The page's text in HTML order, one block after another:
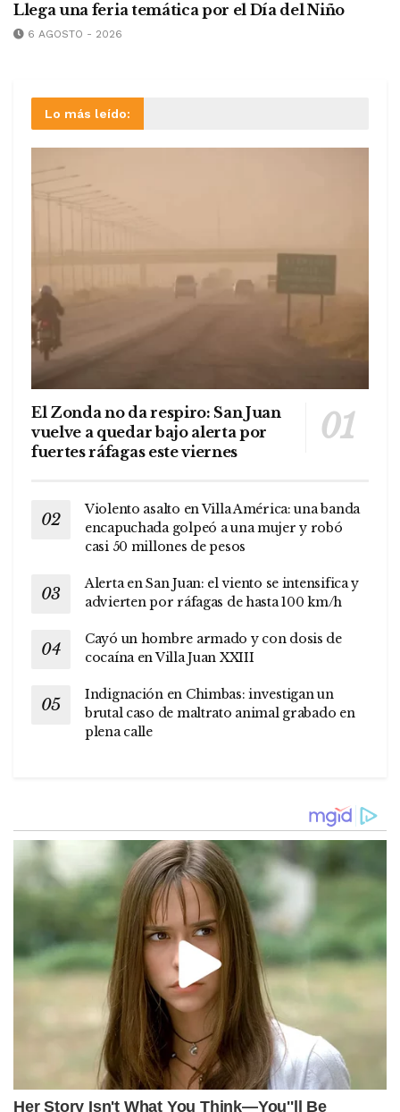
Llega una feria temática por el Día del Niño
6 AGOSTO - 2026
Lo más leído:
El Zonda no da respiro: San Juan
vuelve a quedar bajo alerta por
fuertes ráfagas este viernes
Violento asalto en Villa América: una banda
encapuchada golpeó a una mujer y robó
casi 50 millones de pesos
Alerta en San Juan: el viento se intensifica y
advierten por ráfagas de hasta 100 km/h
Cayó un hombre armado y con dosis de
cocaína en Villa Juan XXIII
Indignación en Chimbas: investigan un
brutal caso de maltrato animal grabado en
plena calle